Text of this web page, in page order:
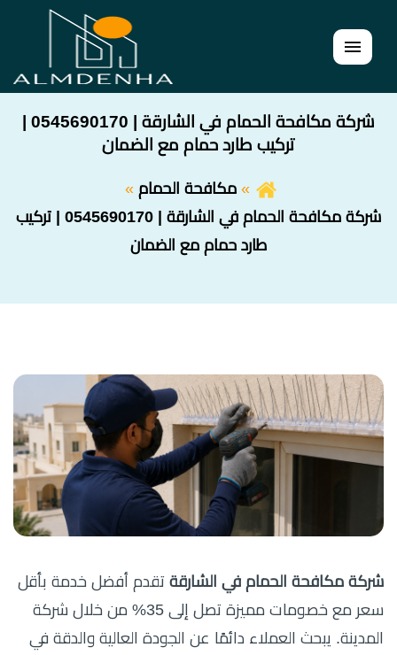
القائمة
تركيب طارد حمام مع الضمان
مكافحة الحمام
شركة مكافحة الحمام في الشارقة | 0545690170 | تركيب
طارد حمام مع الضمان
شركة مكافحة الحمام في الشارقة تقدم أفضل خدمة بأقل
سعر مع خصومات مميزة تصل إلى 35% من خلال شركة
المدينة. يبحث العملاء دائمًا عن الجودة العالية والدقة في